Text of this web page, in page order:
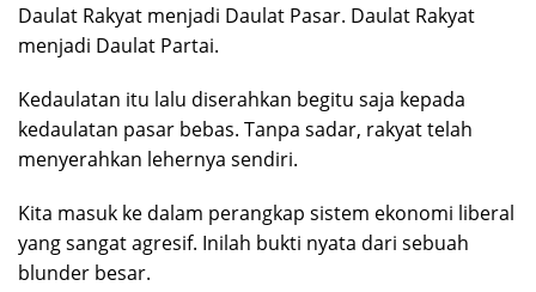
Daulat Rakyat menjadi Daulat Pasar. Daulat Rakyat
menjadi Daulat Partai.
Kedaulatan itu lalu diserahkan begitu saja kepada
kedaulatan pasar bebas. Tanpa sadar, rakyat telah
menyerahkan lehernya sendiri.
Kita masuk ke dalam perangkap sistem ekonomi liberal
yang sangat agresif. Inilah bukti nyata dari sebuah
blunder besar.